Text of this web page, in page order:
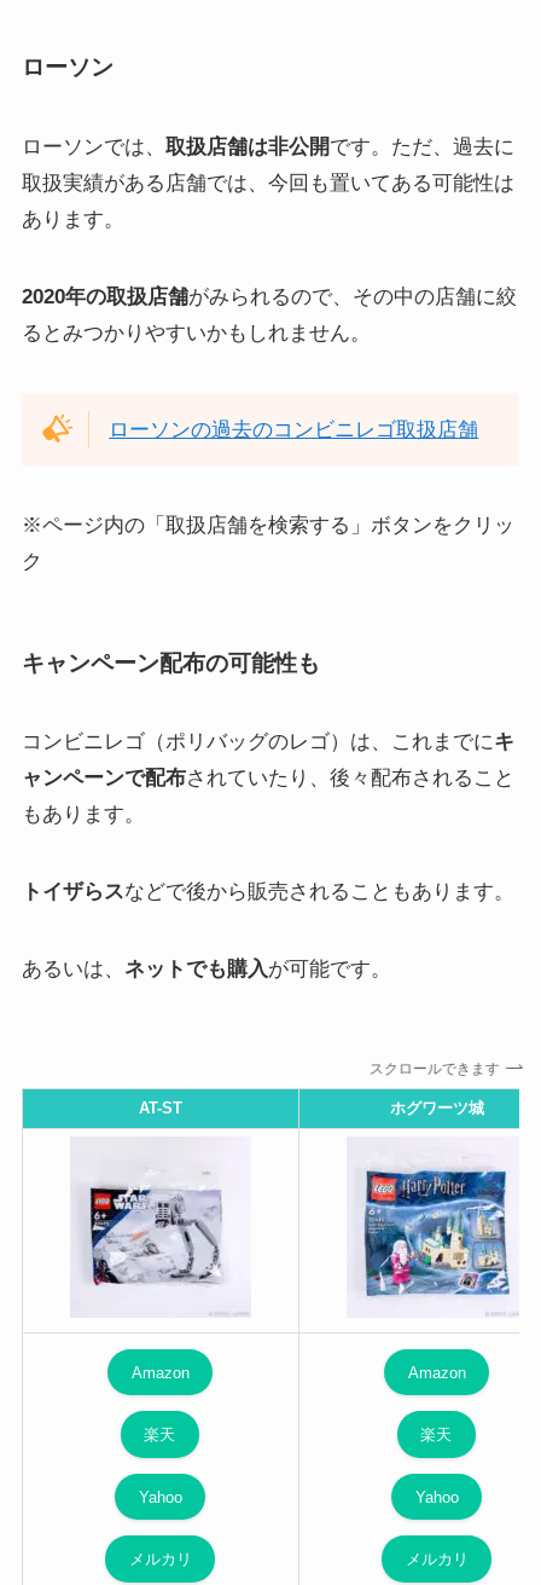
ローソン
ローソンでは、 取扱店舗は非公開です。ただ、過去に
取扱実績がある店舗では、今回も置いてある可能性は
あります。
2020年の取扱店舗がみられるので、その中の店舗に絞
るとみつかりやすいかもしれません。
ローソンの過去のコンビニレゴ取扱店舗
※ページ内の「取扱店舗を検索する」ボタンをクリッ
ク
キャンペーン配布の可能性も
コンビニレゴ（ポリバッグのレゴ）は、これまでにキ
ャンペーンで配布されていたり、後々配布されること
もあります。
トイザらスなどで後から販売されることもあります。
あるいは、 ネットでも購入が可能です。
スクロールできます
AT-ST ホグワーツ城
Amazon
楽天
Yahoo
メルカリ
Amazon
楽天
Yahoo
メルカリ